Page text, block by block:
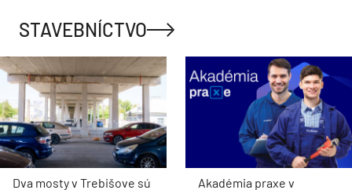
STAVEBNÍCTVO
Dva mosty v Trebišove sú
Akadémia praxe v